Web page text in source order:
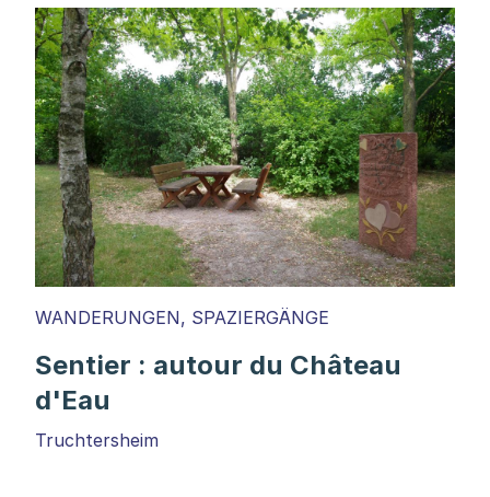
WANDERUNGEN, SPAZIERGÄNGE
Sentier : autour du Château
d'Eau
Truchtersheim